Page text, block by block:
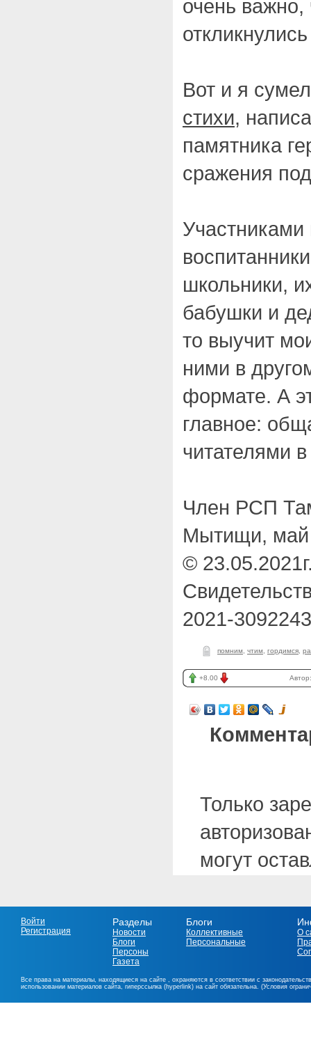
очень
Вот и я
стихи,
памятника
сражения
школьники,
бабушки и
то выучит
ними в
формате. А
главное:
читателями
Член РСП
Мытищи, май
©
2021-3092243
помним чтим гордимся
+8.00
Только
могут
Войти
Регистрация
Разделы
Новости
Блоги
Персоны
Газета
Блоги
Коллективные
Персональные
О
Все права на материалы, находящиеся на сайте , охраняются в соответствии с
использовании материалов сайта, гиперссылка (hyperlink) на сайт обязательна. (Условия